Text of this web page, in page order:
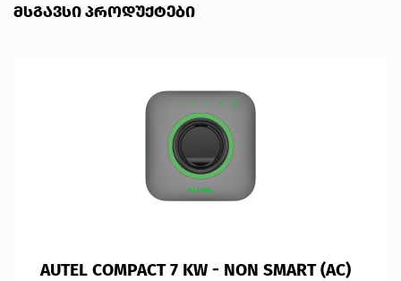
ᲛᲡᲒᲐᲕᲡᲘ ᲞᲠᲝᲓᲣᲥᲢᲔᲑᲘ
AUTEL COMPACT 7 KW - NON SMART (AC)